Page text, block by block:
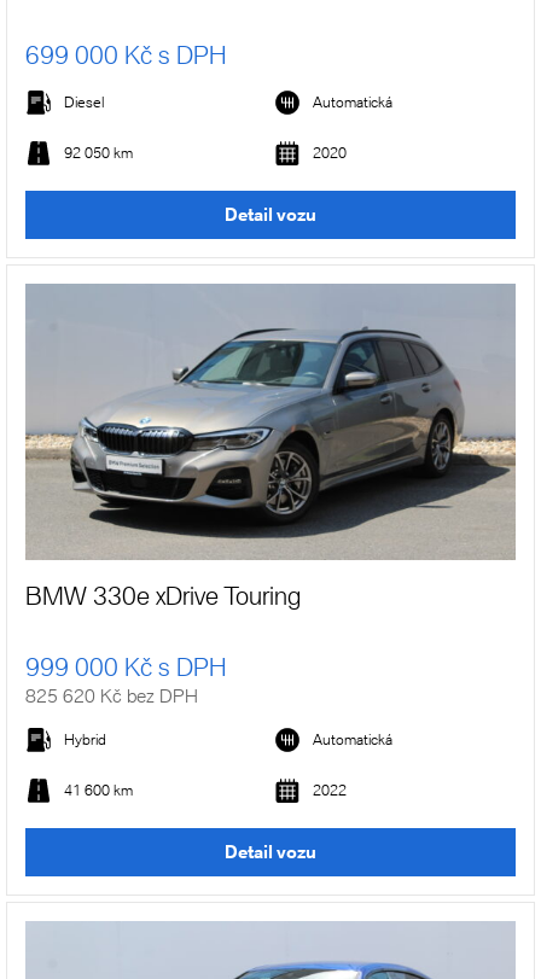
699 000 Kč s DPH
Diesel Automatická
92 050 km 2020
Detail vozu
BMW 330e xDrive Touring
999 000 Kč s DPH
825 620 Kč bez DPH
Hybrid Automatická
41 600 km 2022
Detail vozu